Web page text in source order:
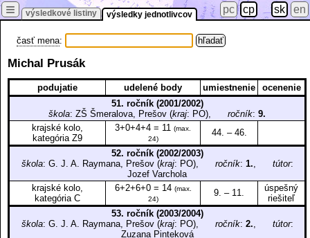
výsledkové listiny výsledky jednotlivcov
≡ pc cp sk en
časť mena:
Michal Prusák
podujatie udelené body umiestnenie
ocenenie
51. ročník (2001/2002)
škola: ZŠ Šmeralova, Prešov (kraj: PO), ročník: 9.
krajské kolo,
kategória Z9
3+0+4+4 = 11 (max.
24)
44. – 46.
52. ročník (2002/2003)
škola: G. J. A. Raymana, Prešov (kraj: PO), ročník: 1., tútor:
Jozef Varchola
krajské kolo,
kategória C
6+2+6+0 = 14 (max.
24)
9. – 11.
úspešný
riešiteľ
53. ročník (2003/2004)
škola: G. J. A. Raymana, Prešov (kraj: PO), ročník: 2., tútor:
Zuzana Pinteková